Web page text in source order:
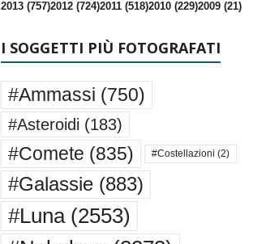
2013 (757)2012 (724)2011 (518)2010 (229)2009 (21)
I SOGGETTI PIÙ FOTOGRAFATI
#Ammassi (750)
#Asteroidi (183)
#Comete (835) #Costellazioni (2)
#Galassie(883)
#Luna(2553)